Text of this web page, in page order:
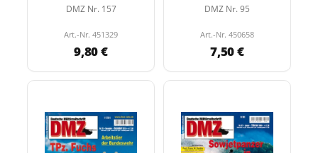
DMZ Nr. 157
Art.-Nr. 451329
9,80 €
DMZ Nr. 95
Art.-Nr. 450658
7,50 €